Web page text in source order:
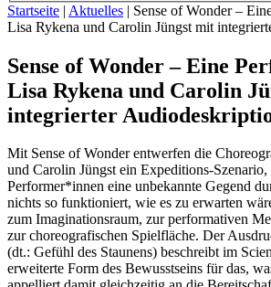
Sie sind hier:
Startseite | Aktuelles | Sense of Wonder –
Lisa Rykena und Carolin Jüngst mit
Sense of Wonder – Eine
Lisa Rykena und Carolin
integrierter
Mit Sense of Wonder entwerfen die
und Carolin Jüngst ein Expeditions-
Performer*innen eine unbekannte Gegend
nichts so funktioniert, wie es zu erwarten
zum Imaginationsraum, zur performativen
zur choreografischen Spielfläche. Der
(dt.: Gefühl des Staunens) beschreibt im
erweiterte Form des Bewusstseins für das,